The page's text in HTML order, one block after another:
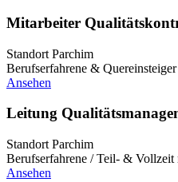
Mitarbeiter
Standort Parchim
Berufserfahrene & Quereinsteiger
Ansehen
Leitung
Standort Parchim
Berufserfahrene / Teil- & Vollzeit
Ansehen